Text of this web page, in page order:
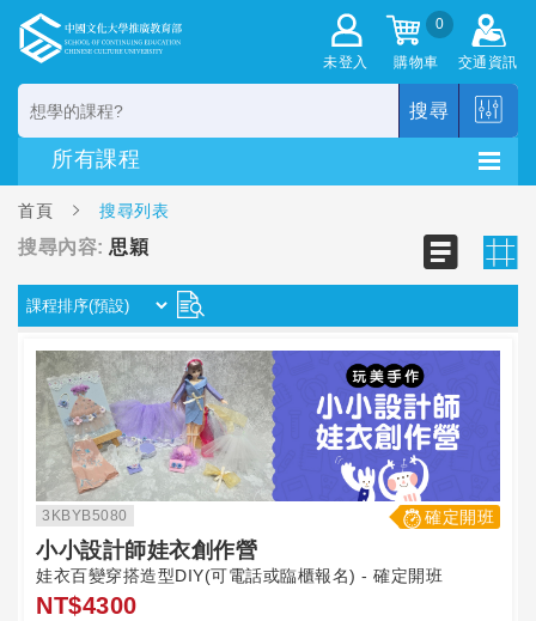
未登入
0
購物車 交通資訊
搜尋
首頁 搜尋列表
搜尋內容: 思穎
3KBYB5080 確定開班
小小設計師娃衣創作營
娃衣百變穿搭造型DIY(可電話或臨櫃報名) - 確定開班
NT$4300